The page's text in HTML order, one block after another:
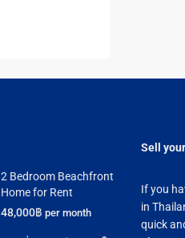
2 Bedroom Beachfront
Home for Rent
48,000฿ per month
Sell
If you
in
quick